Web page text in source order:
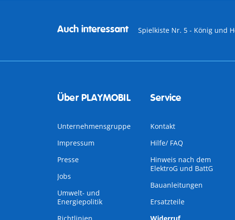
Auch interessant Spielkiste Nr. 5 - König und
Über PLAYMOBIL
Unternehmensgruppe
Impressum
Presse
Jobs
Umwelt- und
Energiepolitik
Service
Kontakt
Hilfe/ FAQ
Hinweis nach dem
ElektroG und BattG
Bauanleitungen
Ersatzteile